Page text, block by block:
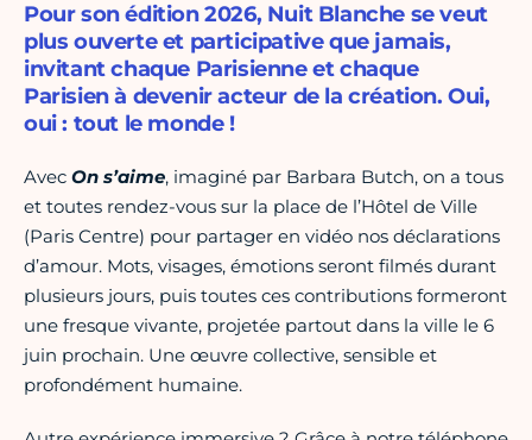
Pour son édition 2026, Nuit Blanche se veut
plus ouverte et participative que jamais,
invitant chaque Parisienne et chaque
Parisien à devenir acteur de la création. Oui,
oui : tout le monde !
Avec On s’aime, imaginé par Barbara Butch, on a tous
et toutes rendez-vous sur la place de l’Hôtel de Ville
(Paris Centre) pour partager en vidéo nos déclarations
d’amour. Mots, visages, émotions seront filmés durant
plusieurs jours, puis toutes ces contributions formeront
une fresque vivante, projetée partout dans la ville le 6
juin prochain. Une œuvre collective, sensible et
profondément humaine.